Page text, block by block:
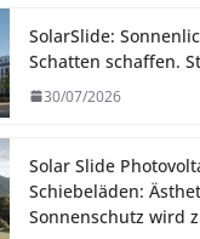
SolarSlide:
Schatten schaffen.
30/07/2026
Solar Slide
Schiebeläden:
Sonnenschutz wird